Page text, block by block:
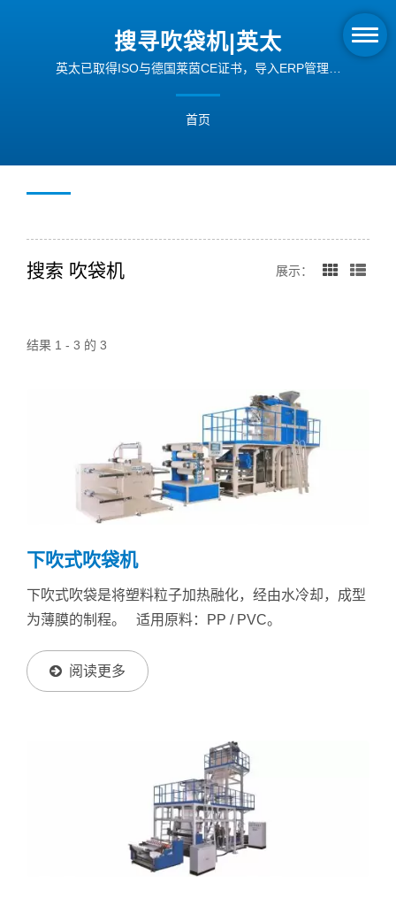
搜寻吹袋机|英太
英太已取得ISO与德国莱茵CE证书，导入ERP管理系
首页
搜索 吹袋机 展示：
结果 1 - 3 的 3
下吹式吹袋机
下吹式吹袋是将塑料粒子加热融化，经由水冷却，成型
为薄膜的制程。 适用原料：PP / PVC。
阅读更多